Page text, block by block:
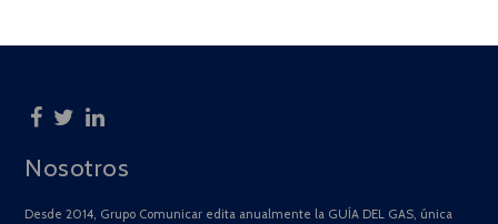
Nosotros
Desde 2014, Grupo Comunicar edita anualmente la GUÍA DEL GAS, única